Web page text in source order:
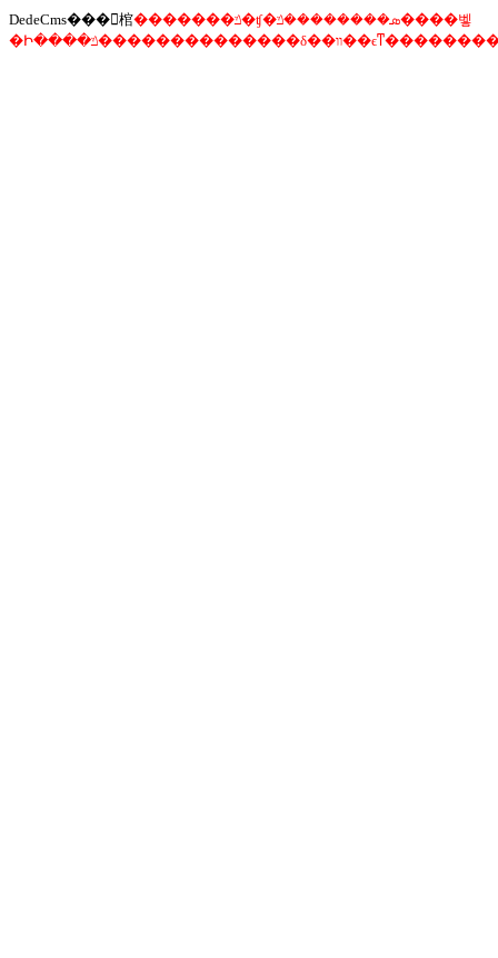
DedeCms���󾯸棺�������ݿ�ʧ�ܣ��������ݿ����벻